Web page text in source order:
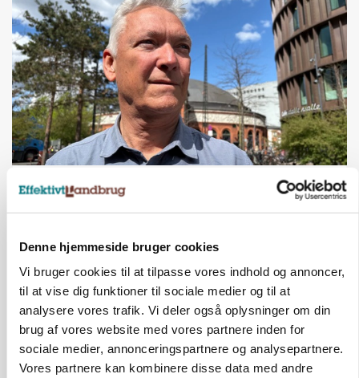
Denne hjemmeside bruger cookies
Vi bruger cookies til at tilpasse vores indhold og annoncer,
til at vise dig funktioner til sociale medier og til at
analysere vores trafik. Vi deler også oplysninger om din
brug af vores website med vores partnere inden for
sociale medier, annonceringspartnere og analysepartnere.
Vores partnere kan kombinere disse data med andre
Fjerkræbranchen: - Vi forlanger ens